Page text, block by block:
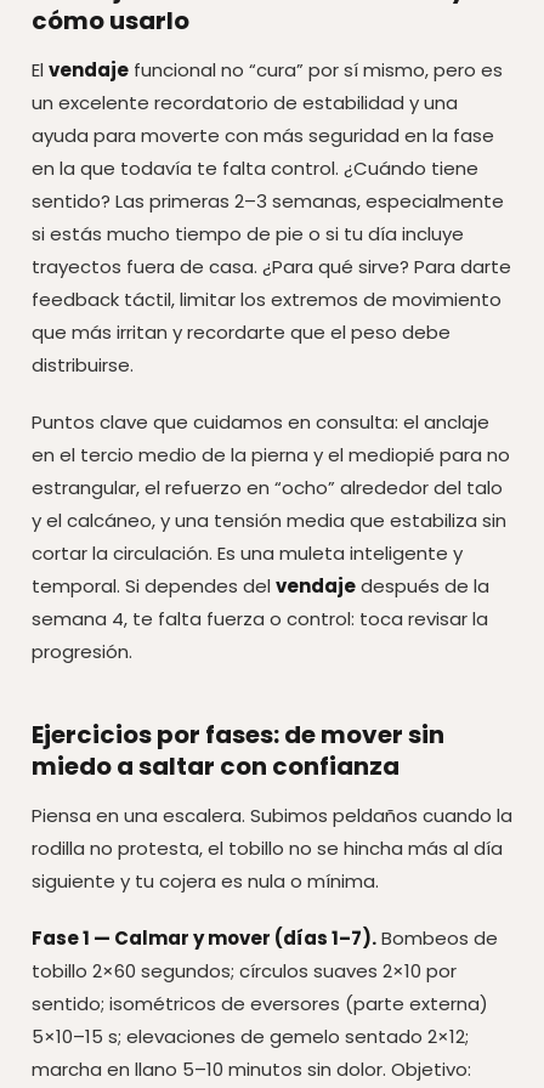
cómo usarlo
El vendaje funcional no “cura” por sí mismo, pero es
un excelente recordatorio de estabilidad y una
ayuda para moverte con más seguridad en la fase
en la que todavía te falta control. ¿Cuándo tiene
sentido? Las primeras 2–3 semanas, especialmente
si estás mucho tiempo de pie o si tu día incluye
trayectos fuera de casa. ¿Para qué sirve? Para darte
feedback táctil, limitar los extremos de movimiento
que más irritan y recordarte que el peso debe
distribuirse.
Puntos clave que cuidamos en consulta: el anclaje
en el tercio medio de la pierna y el mediopié para no
estrangular, el refuerzo en “ocho” alrededor del talo
y el calcáneo, y una tensión media que estabiliza sin
cortar la circulación. Es una muleta inteligente y
temporal. Si dependes del vendajedespués de la
semana 4, te falta fuerza o control: toca revisar la
progresión.
Ejercicios por fases: de mover sin
miedo a saltar con confianza
Piensa en una escalera. Subimos peldaños cuando la
rodilla no protesta, el tobillo no se hincha más al día
siguiente y tu cojera es nula o mínima.
Fase 1 — Calmar y mover (días 1–7).Bombeos de
tobillo 2×60 segundos; círculos suaves 2×10 por
sentido; isométricos de eversores (parte externa)
5×10–15 s; elevaciones de gemelo sentado 2×12;
marcha en llano 5–10 minutos sin dolor. Objetivo: